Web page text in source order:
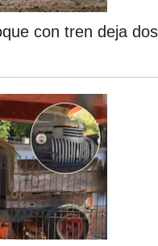
con tren deja dos